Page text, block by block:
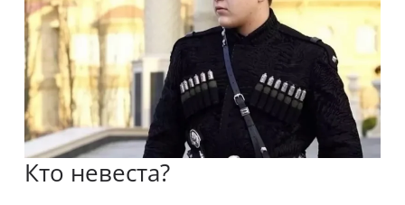
Кто невеста?